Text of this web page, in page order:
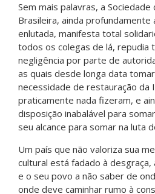
Sem mais palavras, a
Brasileira, ainda profundamente
enlutada, manifesta total
todos os colegas de lá, repudia
negligência por parte de
as quais desde longa data
necessidade de restauração da
praticamente nada fizeram, e
disposição inabalável para
seu alcance para somar na luta
Um país que não valoriza sua
cultural está fadado à desgraça,
e o seu povo a não saber de
onde deve caminhar rumo à